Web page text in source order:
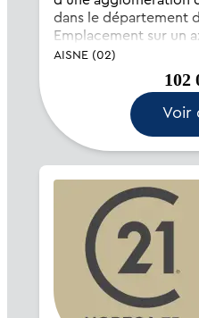
dans le département
Emplacement sur un
proximité de zones
développement .
le midi qui peut être...
AISNE (02)
102
Voir